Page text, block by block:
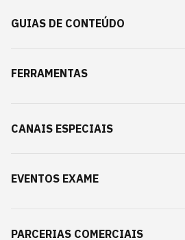
GUIAS DE CONTEÚDO
FERRAMENTAS
CANAIS ESPECIAIS
EVENTOS EXAME
PARCERIAS COMERCIAIS